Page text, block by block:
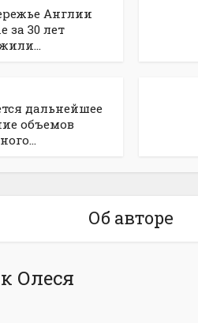
Англии
за 30 лет
дальнейшее
объемов
Об авторе
Олеся